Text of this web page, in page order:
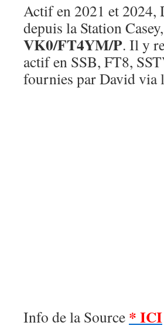
Actif en 2021 et 2024,
depuis la Station
VK0/FT4YM/P. Il y
actif en SSB, FT8,
fournies par David
Info de la Source * ICI